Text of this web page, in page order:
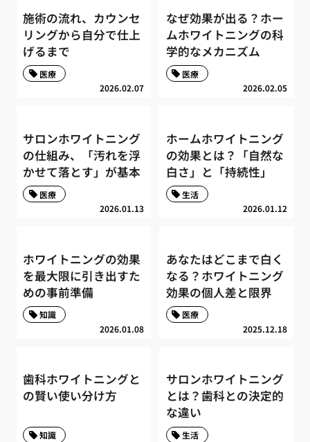
施術の流れ、カウンセ
リングから自分で仕上
げるまで
2026.02.07
医療
なぜ効果が出る？ホー
ムホワイトニングの科
学的なメカニズム
2026.02.05
医療
サロンホワイトニング
の仕組み、「汚れを浮
かせて落とす」が基本
2026.01.13
医療
ホームホワイトニング
の効果とは？「自然な
白さ」と「持続性」
2026.01.12
生活
ホワイトニングの効果
を最大限に引き出すた
めの事前準備
2026.01.08
知識
あなたはどこまで白く
なる？ホワイトニング
効果の個人差と限界
2025.12.18
医療
歯科ホワイトニングと
の賢い使い分け方
知識
サロンホワイトニング
とは？歯科との決定的
な違い
生活